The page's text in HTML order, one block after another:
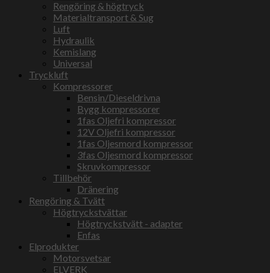
Rengöring & högtryck
Materialtransport & Sug
Luft
Hydraulik
Kemislang
Universal
Tryckluft
Kompressorer
Bensin/Dieseldrivna
Bygg kompressorer
1fas Oljefri kompressor
12V Oljefri kompressor
1fas Oljesmord kompressor
3fas Oljesmord kompressor
Skruvkompressor
Tillbehör
Dränering
Rengöring & Tvätt
Högtryckstvättar
Högtryckstvätt - adapter
Enfas
Elprodukter
Motorsvetsar
ELVERK